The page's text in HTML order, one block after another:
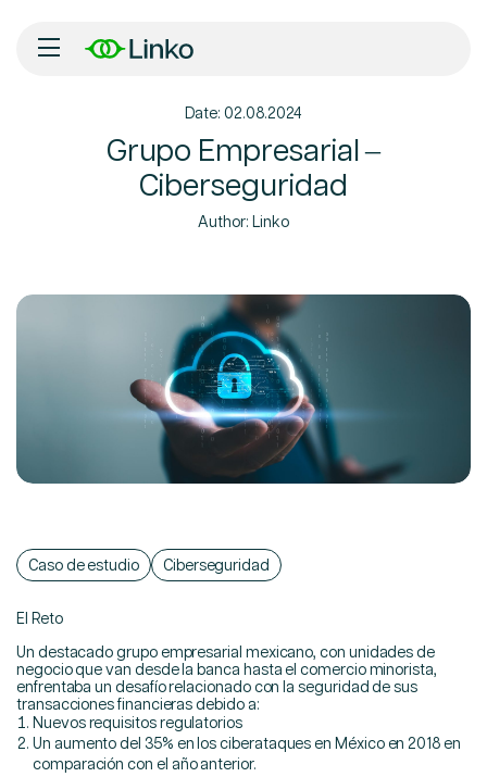
Contáctanos Esp
Author: Linko
Date: 02.08.2024
Grupo Empresarial –
Ciberseguridad
Caso de estudio Ciberseguridad
El Reto
Un destacado grupo empresarial mexicano, con unidades de
negocio que van desde la banca hasta el comercio minorista,
enfrentaba un desafío relacionado con la seguridad de sus
transacciones financieras debido a:
Nuevos requisitos regulatorios
Un aumento del 35% en los ciberataques en México en 2018 en
comparación con el año anterior.